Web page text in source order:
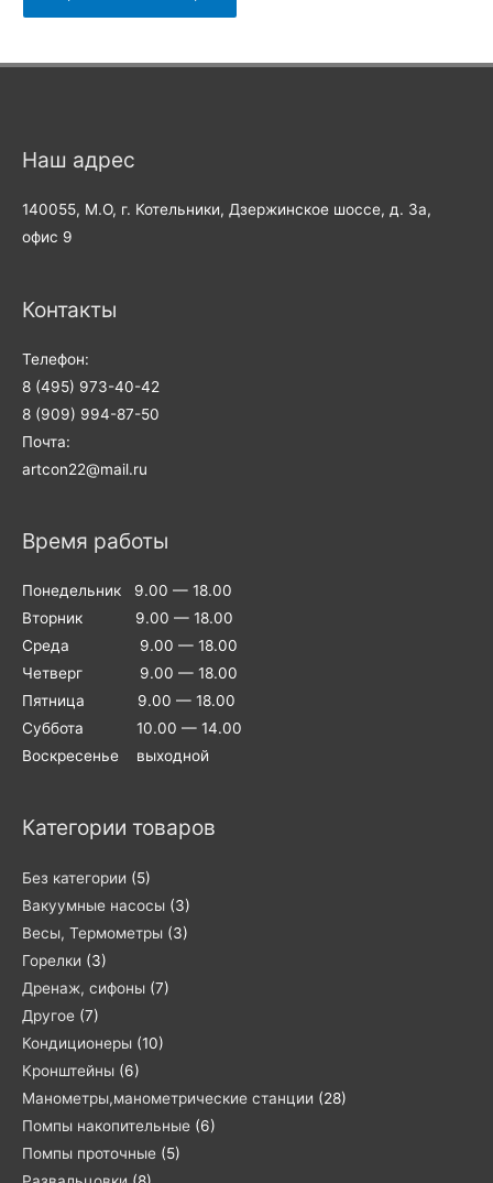
Наш адрес
140055, М.О, г. Котельники, Дзержинское шоссе, д. 3а,
офис 9
Контакты
Телефон:
8 (495) 973-40-42
8 (909) 994-87-50
Почта:
artcon22@mail.ru
Время работы
Понедельник 9.00 — 18.00
Вторник 9.00 — 18.00
Среда 9.00 — 18.00
Четверг 9.00 — 18.00
Пятница 9.00 — 18.00
Суббота 10.00 — 14.00
Воскресенье выходной
Категории товаров
Без категории (5)
Вакуумные насосы (3)
Весы, Термометры (3)
Горелки (3)
Дренаж, сифоны (7)
Другое (7)
Кондиционеры (10)
Кронштейны (6)
Манометры,манометрические станции (28)
Помпы накопительные (6)
Помпы проточные (5)